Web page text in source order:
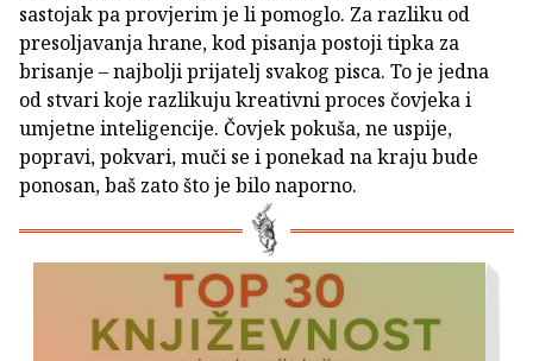
sastojak pa provjerim je li pomoglo. Za razliku od
presoljavanja hrane, kod pisanja postoji tipka za
brisanje – najbolji prijatelj svakog pisca. To je jedna
od stvari koje razlikuju kreativni proces čovjeka i
umjetne inteligencije. Čovjek pokuša, ne uspije,
popravi, pokvari, muči se i ponekad na kraju bude
ponosan, baš zato što je bilo naporno.